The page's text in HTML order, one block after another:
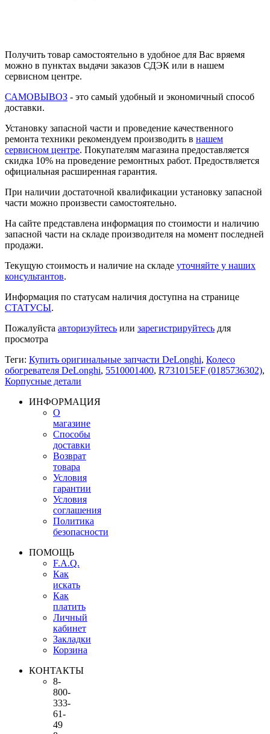
Получить товар самостоятельно в удобное для Вас вряемя
можно в пунктах выдачи заказов СДЭК или в нашем
сервисном центре.
САМОВЫВОЗ - это самый удобный и экономичный способ
доставки.
Установку запасной части и проведение качественного
ремонта техники рекомендуем производить в нашем
сервисном центре. Покупателям магазина предоставляется
скидка 10% на проведение ремонтных работ. Предоствляется
официальная расширенная гарантия.
При наличии достаточной квалификации установку запасной
части можно произвести самостоятельно.
На сайте представлена информация по стоимости и наличию
запасной части на складе производителя на момент последней
продажи.
Текущую стоимость и наличие на складе уточняйте у наших
консультантов.
Информация по статусам наличия доступна на странице
СТАТУСЫ.
Пожалуйста авторизуйтесь или зарегистрируйтесь для
просмотра
Теги: Купить оригинальные запчасти DeLonghi, Колесо
обогревателя DeLonghi, 5510001400, R731015EF (0185736302),
Корпусные детали
ИНФОРМАЦИЯ
О
магазине
Способы
доставки
Возврат
товара
Условия
гарантии
Условия
соглашения
Политика
безопасности
ПОМОЩЬ
F.A.Q.
Как
искать
Как
платить
Личный
кабинет
Закладки
Корзина
КОНТАКТЫ
8-
800-
333-
61-
49